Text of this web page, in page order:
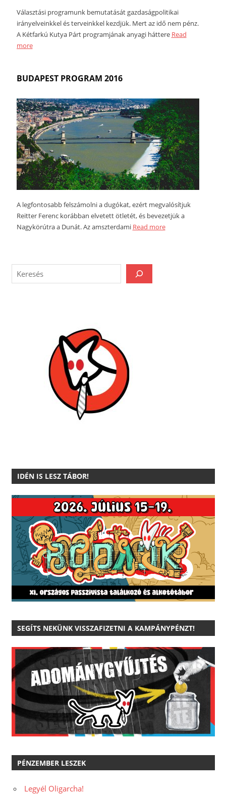
Választási programunk bemutatását gazdaságpolitikai
irányelveinkkel és terveinkkel kezdjük. Mert az idő nem pénz.
A Kétfarkú Kutya Párt programjának anyagi háttere Read
more
BUDAPEST PROGRAM 2016
A legfontosabb felszámolni a dugókat, ezért megvalósítjuk
Reitter Ferenc korábban elvetett ötletét, és bevezetjük a
Nagykörútra a Dunát. Az amszterdami Read more
IDÉN IS LESZ TÁBOR!
SEGÍTS NEKÜNK VISSZAFIZETNI A KAMPÁNYPÉNZT!
PÉNZEMBER LESZEK
Legyél Oligarcha!